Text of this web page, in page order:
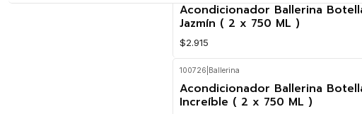
Acondicionador Ballerina
Jazmín ( 2 x 750 ML )
$2.915
100726 Ballerina
Acondicionador Ballerina
Increíble ( 2 x 750 ML )